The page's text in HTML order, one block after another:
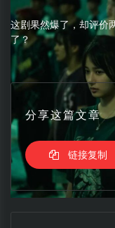
这剧果然爆了，却评价
了？
分享这篇文章
链接复制